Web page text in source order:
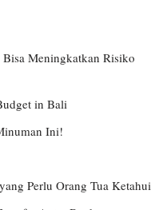
Meningkatkan Risiko
in Bali
Ini!
Perlu Orang Tua Ketahui